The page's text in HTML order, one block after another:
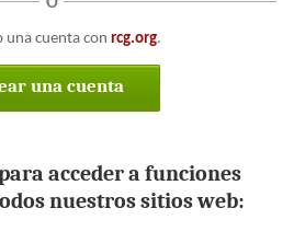
una cuenta conrcg.org.
una cuenta
acceder a funciones
nuestros sitios web: